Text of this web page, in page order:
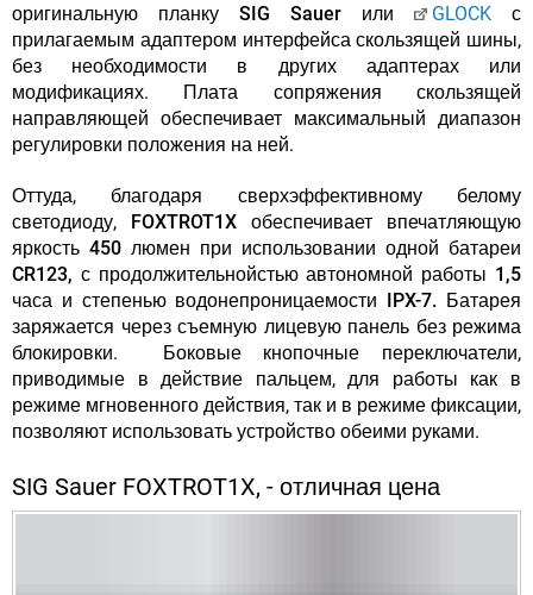
оригинальную планку SIG Sauer или GLOCK
с
прилагаемым адаптером интерфейса скользящей шины,
без необходимости в других адаптерах или
модификациях. Плата сопряжения скользящей
направляющей обеспечивает максимальный диапазон
регулировки положения на ней.
Оттуда, благодаря сверхэффективному белому
светодиоду, FOXTROT1X обеспечивает впечатляющую
яркость 450 люмен при использовании одной батареи
CR123, с продолжительнойстью автономной работы 1,5
часа и степенью водонепроницаемости IPX-7. Батарея
заряжается через съемную лицевую панель без режима
блокировки. Боковые кнопочные переключатели,
приводимые в действие пальцем, для работы как в
режиме мгновенного действия, так и в режиме фиксации,
позволяют использовать устройство обеими руками.
SIG Sauer FOXTROT1X, - отличная цена